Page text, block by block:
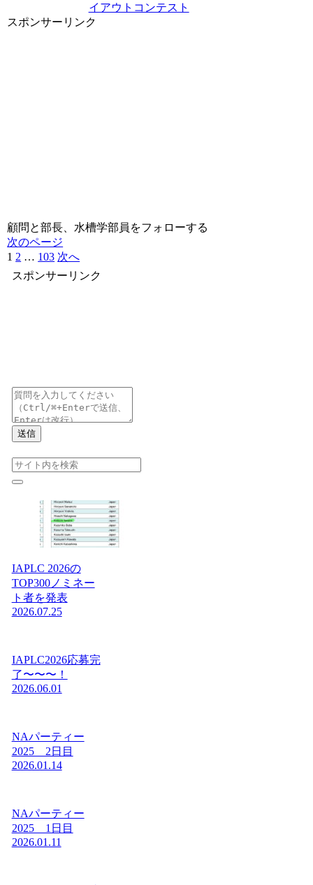
イアウトコンテスト
スポンサーリンク
顧問と部長、水槽学部員をフォローする
次のページ
1 2 … 103 次へ
スポンサーリンク
送信
IAPLC 2026の
TOP300ノミネー
ト者を発表
2026.07.25
IAPLC2026応募完
了〜〜〜！
2026.06.01
NAパーティー
2025 2日目
2026.01.14
NAパーティー
2025 1日目
2026.01.11